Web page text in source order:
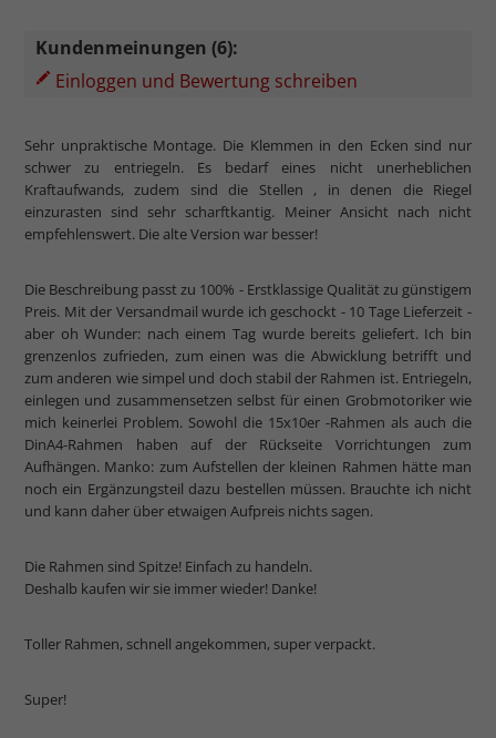
Kundenmeinungen (6):
Einloggen und Bewertung schreiben
Sehr unpraktische Montage. Die Klemmen in den Ecken sind nur
schwer zu entriegeln. Es bedarf eines nicht unerheblichen
Kraftaufwands, zudem sind die Stellen , in denen die Riegel
einzurasten sind sehr scharftkantig. Meiner Ansicht nach nicht
empfehlenswert. Die alte Version war besser!
Die Beschreibung passt zu 100% - Erstklassige Qualität zu günstigem
Preis. Mit der Versandmail wurde ich geschockt - 10 Tage Lieferzeit -
aber oh Wunder: nach einem Tag wurde bereits geliefert. Ich bin
grenzenlos zufrieden, zum einen was die Abwicklung betrifft und
zum anderen wie simpel und doch stabil der Rahmen ist. Entriegeln,
einlegen und zusammensetzen selbst für einen Grobmotoriker wie
mich keinerlei Problem. Sowohl die 15x10er -Rahmen als auch die
DinA4-Rahmen haben auf der Rückseite Vorrichtungen zum
Aufhängen. Manko: zum Aufstellen der kleinen Rahmen hätte man
noch ein Ergänzungsteil dazu bestellen müssen. Brauchte ich nicht
und kann daher über etwaigen Aufpreis nichts sagen.
Die Rahmen sind Spitze! Einfach zu handeln.
Deshalb kaufen wir sie immer wieder! Danke!
Toller Rahmen, schnell angekommen, super verpackt.
Super!